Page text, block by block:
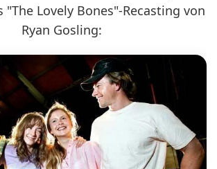
"The Lovely Bones"-Recasting von
Ryan Gosling: